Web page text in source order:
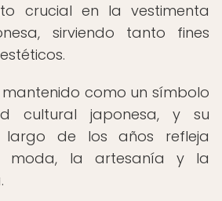
crucial en la vestimenta
sirviendo tanto fines
mantenido como un símbolo
cultural japonesa, y su
de los años refleja
moda, la artesanía y la